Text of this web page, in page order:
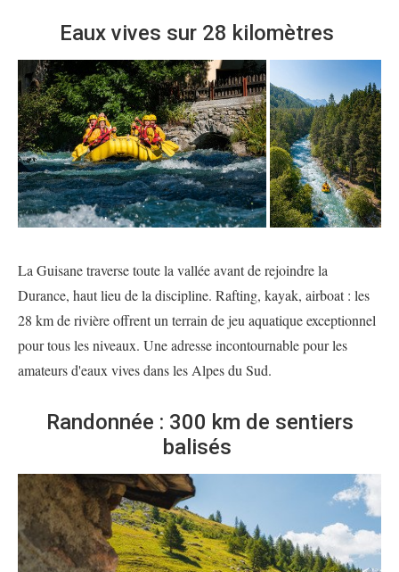
Eaux vives sur 28 kilomètres
La Guisane traverse toute la vallée avant de rejoindre la
Durance, haut lieu de la discipline. Rafting, kayak, airboat : les
28 km de rivière offrent un terrain de jeu aquatique exceptionnel
pour tous les niveaux. Une adresse incontournable pour les
amateurs d'eaux vives dans les Alpes du Sud.
Randonnée : 300 km de sentiers
balisés